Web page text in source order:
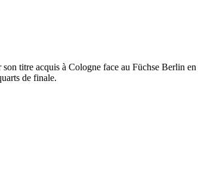
titre acquis à Cologne face au Füchse Berlin
de finale.